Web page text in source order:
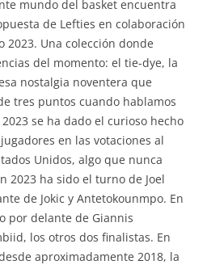
mundo del basket encuentra
de Lefties en colaboración
2023. Una colección donde
del momento: el tie-dye, la
nostalgia noventera que
tres puntos cuando hablamos
se ha dado el curioso hecho
en las votaciones al
Unidos, algo que nunca
2023 ha sido el turno de Joel
de Jokic y Antetokounmpo. En
por delante de Giannis
los otros dos finalistas. En
aproximadamente 2018, la